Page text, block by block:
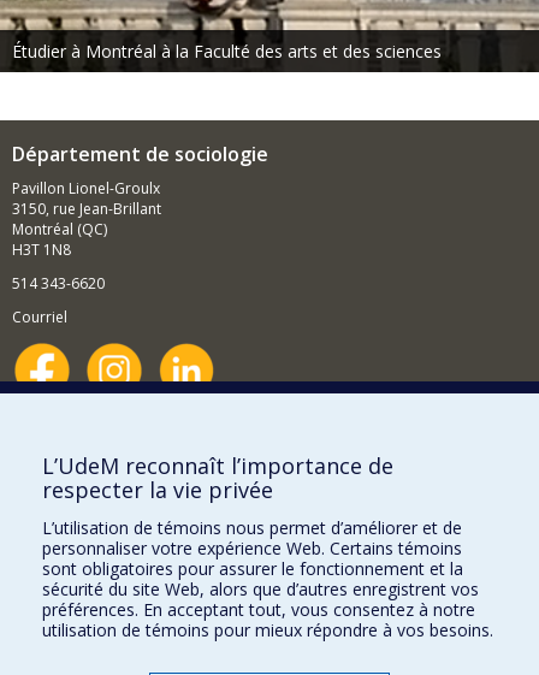
Étudier à Montréal à la Faculté des arts et des sciences
Département de sociologie
Pavillon Lionel-Groulx
3150, rue Jean-Brillant
Montréal (QC)
H3T 1N8
514 343-6620
Courriel
Comment soutenir le Département?
BESOIN D'AIDE?
Plan du site
Signaler une erreur
Accessibilité
FACULTÉ DES ARTS ET DES SCIENCES
L’UdeM reconnaît l’importance de
respecter la vie privée
L’utilisation de témoins nous permet d’améliorer et de
personnaliser votre expérience Web. Certains témoins
sont obligatoires pour assurer le fonctionnement et la
sécurité du site Web, alors que d’autres enregistrent vos
préférences. En acceptant tout, vous consentez à notre
utilisation de témoins pour mieux répondre à vos besoins.